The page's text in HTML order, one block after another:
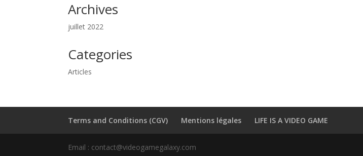
Archives
juillet 2022
Categories
Articles
Terms and Conditions (CGV) Mentions légales LIFE IS A VIDEO GAME
Email : contact@videogamegalaxy.com